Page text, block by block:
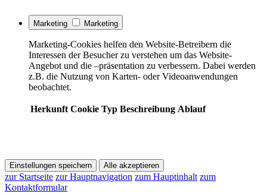
Marketing Marketing
Marketing-Cookies helfen den Website-Betreibern die
Interessen der Besucher zu verstehen um das Website-
Angebot und die –präsentation zu verbessern. Dabei werden
z.B. die Nutzung von Karten- oder Videoanwendungen
beobachtet.
Herkunft Cookie Typ Beschreibung Ablauf
Einstellungen speichern Alle akzeptieren
zur Startseite zur Hauptnavigation zum Hauptinhalt zum
Kontaktformular